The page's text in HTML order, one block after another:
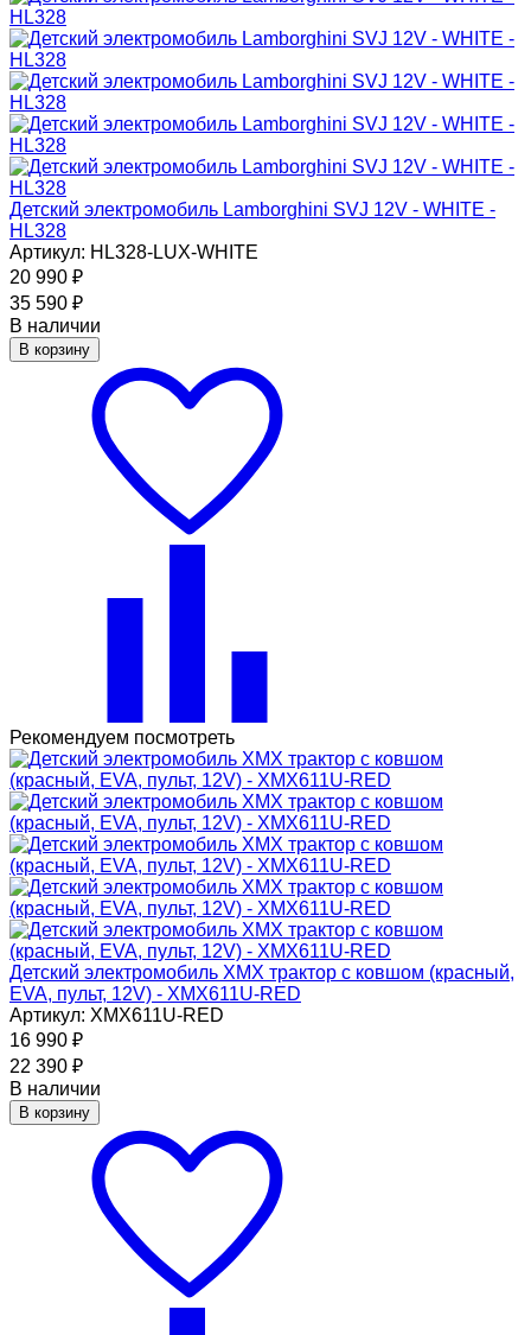
Детский электромобиль Lamborghini SVJ 12V - WHITE -
HL328
Артикул: HL328-LUX-WHITE
20 990 ₽
35 590 ₽
В наличии
В корзину
Рекомендуем посмотреть
Детский электромобиль XMX трактор с ковшом (красный,
EVA, пульт, 12V) - XMX611U-RED
Артикул: XMX611U-RED
16 990 ₽
22 390 ₽
В наличии
В корзину